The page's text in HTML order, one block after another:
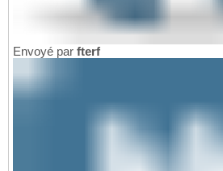
Envoyé par fterf